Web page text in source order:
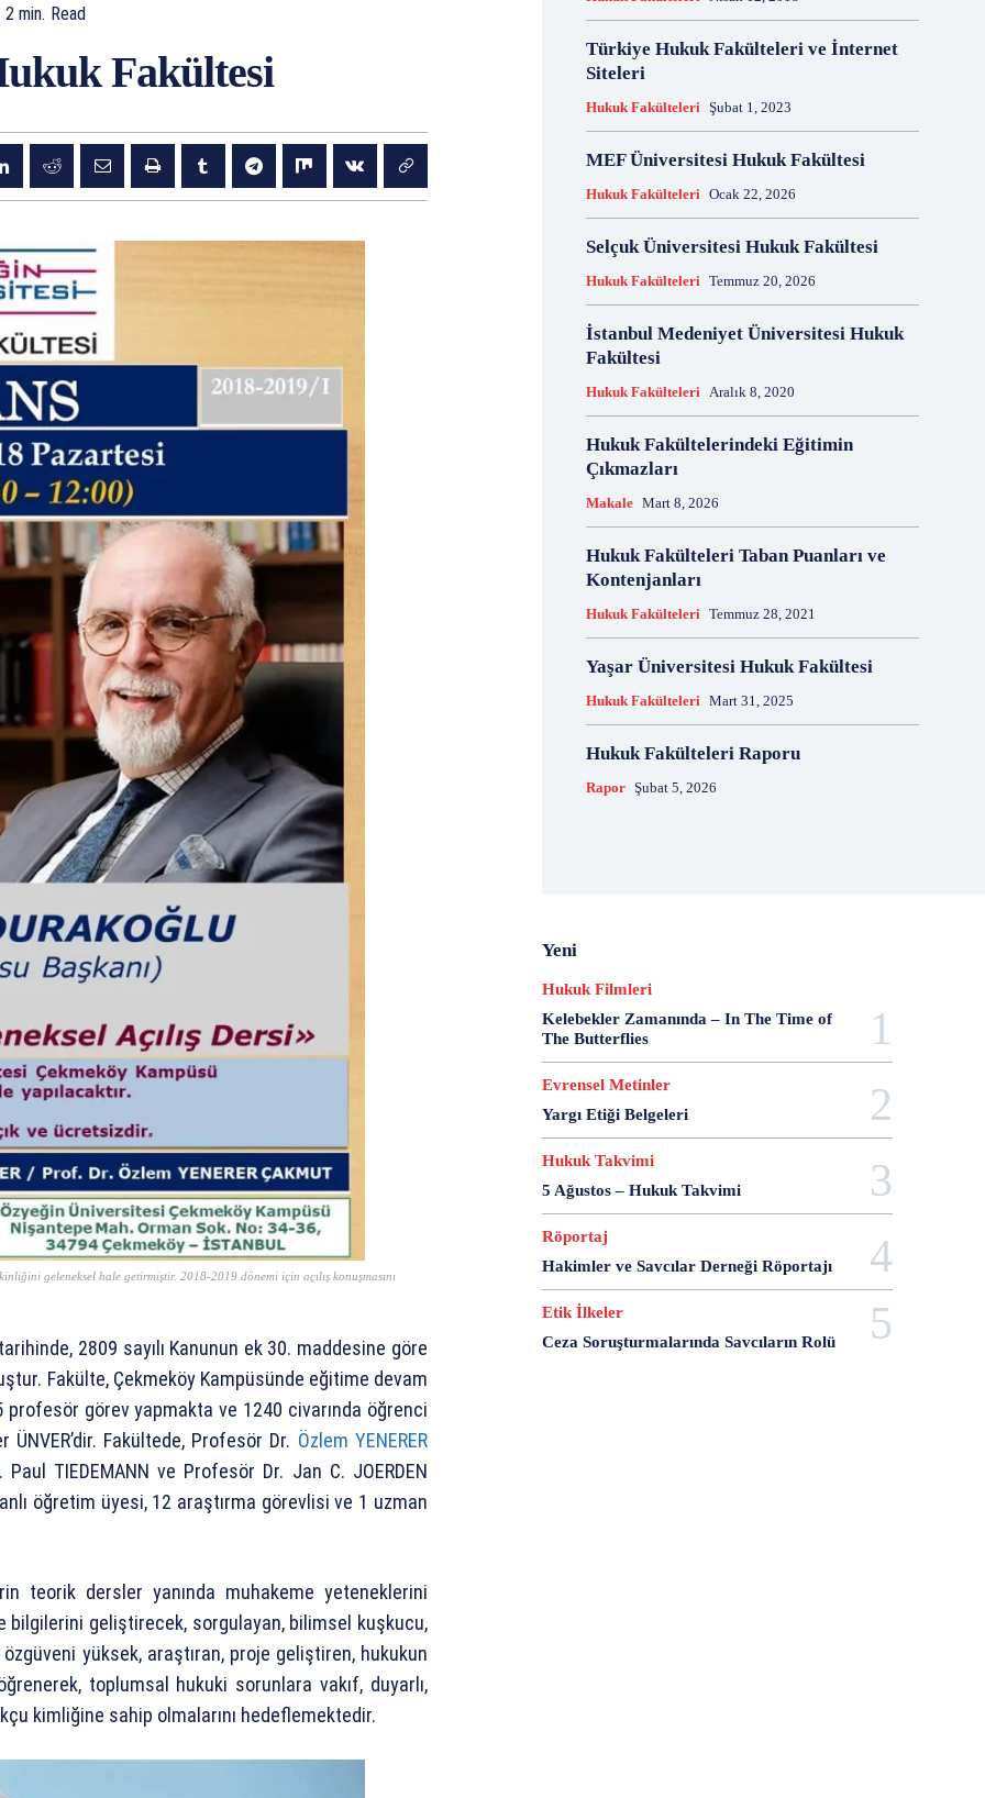
2min. Read
Fakültesi
geleneksel hale getirmiştir. 2018-2019 dönemi için açılış konuşmasını
2809 sayılı Kanunun ek 30. maddesine göre
Fakülte, Çekmeköy Kampüsünde eğitime devam
görev yapmakta ve 1240 civarında öğrenci
Fakültede, Profesör Dr. Özlem YENERER
Paul TIEDEMANN ve Profesör Dr. Jan C. JOERDEN
öğretim üyesi, 12 araştırma görevlisi ve 1 uzman
teorik dersler yanında muhakeme yeteneklerini
geliştirecek, sorgulayan, bilimsel kuşkucu,
yüksek, araştıran, proje geliştiren, hukukun
toplumsal hukuki sorunlara vakıf, duyarlı,
kimliğine sahip olmalarını hedeflemektedir.
Türkiye Hukuk Fakülteleri ve İnternet
Siteleri
Hukuk Fakülteleri Şubat 1, 2023
MEF Üniversitesi Hukuk Fakültesi
Hukuk Fakülteleri Ocak 22, 2026
Selçuk Üniversitesi Hukuk Fakültesi
Hukuk Fakülteleri Temmuz 20, 2026
İstanbul Medeniyet Üniversitesi Hukuk
Fakültesi
Hukuk Fakülteleri Aralık 8, 2020
Hukuk Fakültelerindeki Eğitimin
Çıkmazları
Makale Mart 8, 2026
Hukuk Fakülteleri Taban Puanları ve
Kontenjanları
Hukuk Fakülteleri Temmuz 28, 2021
Yaşar Üniversitesi Hukuk Fakültesi
Hukuk Fakülteleri Mart 31, 2025
Hukuk Fakülteleri Raporu
Rapor Şubat 5, 2026
Yeni
Hukuk Filmleri
Kelebekler Zamanında – In The Time of
The Butterflies
Evrensel Metinler
Yargı Etiği Belgeleri
Hukuk Takvimi
5 Ağustos – Hukuk Takvimi
Röportaj
Hakimler ve Savcılar Derneği Röportajı
Etik İlkeler
Ceza Soruşturmalarında Savcıların Rolü